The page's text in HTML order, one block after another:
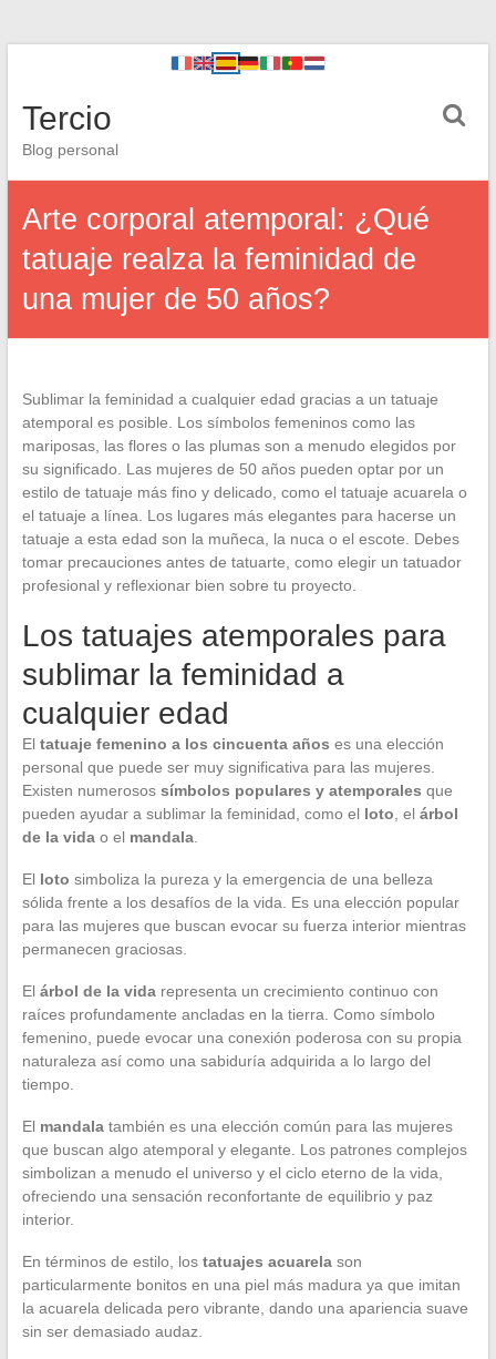
Tercio
Blog personal
Arte corporal atemporal: ¿Qué
tatuaje realza la feminidad de
una mujer de 50 años?
Sublimar la feminidad a cualquier edad gracias a un tatuaje
atemporal es posible. Los símbolos femeninos como las
mariposas, las flores o las plumas son a menudo elegidos por
su significado. Las mujeres de 50 años pueden optar por un
estilo de tatuaje más fino y delicado, como el tatuaje acuarela o
el tatuaje a línea. Los lugares más elegantes para hacerse un
tatuaje a esta edad son la muñeca, la nuca o el escote. Debes
tomar precauciones antes de tatuarte, como elegir un tatuador
profesional y reflexionar bien sobre tu proyecto.
Los tatuajes atemporales para
sublimar la feminidad a
cualquier edad
El tatuaje femenino a los cincuenta años es una elección
personal que puede ser muy significativa para las mujeres.
Existen numerosos símbolos populares y atemporales que
pueden ayudar a sublimar la feminidad, como el loto , el árbol
de la vidao el mandala.
El loto simboliza la pureza y la emergencia de una belleza
sólida frente a los desafíos de la vida. Es una elección popular
para las mujeres que buscan evocar su fuerza interior mientras
permanecen graciosas.
El árbol de la vidarepresenta un crecimiento continuo con
raíces profundamente ancladas en la tierra. Como símbolo
femenino, puede evocar una conexión poderosa con su propia
naturaleza así como una sabiduría adquirida a lo largo del
tiempo.
El mandalatambién es una elección común para las mujeres
que buscan algo atemporal y elegante. Los patrones complejos
simbolizan a menudo el universo y el ciclo eterno de la vida,
ofreciendo una sensación reconfortante de equilibrio y paz
interior.
En términos de estilo, los tatuajes acuarelason
particularmente bonitos en una piel más madura ya que imitan
la acuarela delicada pero vibrante, dando una apariencia suave
sin ser demasiado audaz.